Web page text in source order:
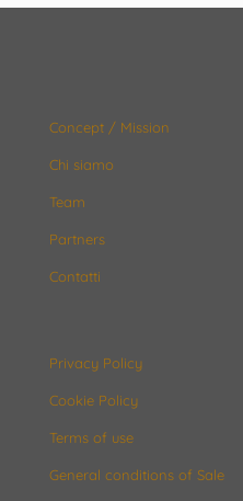
Concept / Mission
Chi siamo
Team
Partners
Contatti
Privacy Policy
Cookie Policy
Terms of use
General conditions of Sale